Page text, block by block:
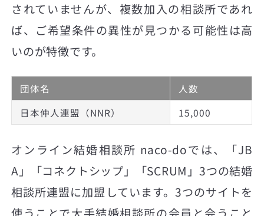
されていませんが、複数加入の相談所であれ
ば、ご希望条件の異性が見つかる可能性は高
いのが特徴です。
団体名
人数
日本仲人連盟（NNR）
15,000
オンライン結婚相談所 naco-doでは、「JB
A」「コネクトシップ」「SCRUM」3つの結婚
相談所連盟に加盟しています。3つのサイトを